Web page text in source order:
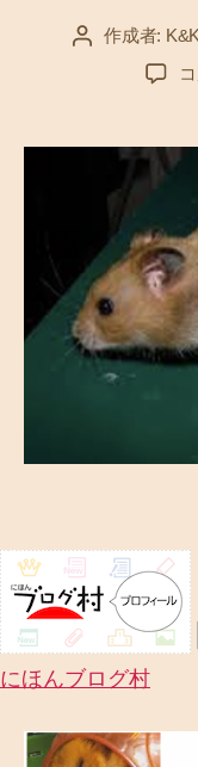
投 作成者:
オ
ハ
タ
ー
の
ユ
ニ
ー
話
にほんブログ村